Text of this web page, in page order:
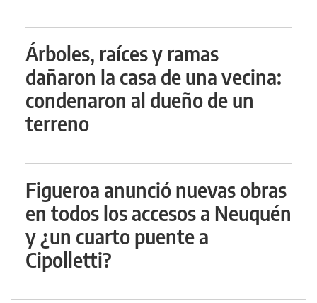
Árboles, raíces y ramas
dañaron la casa de una vecina:
condenaron al dueño de un
terreno
Figueroa anunció nuevas obras
en todos los accesos a Neuquén
y ¿un cuarto puente a
Cipolletti?